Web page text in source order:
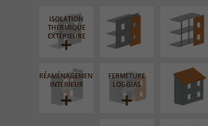
ISOLATION
THERMIQUE
EXTÉRIEURE
RÉAMÉNAGEMENT
INTÉRIEUR
FERMETURE
LOGGIAS
RÉFECTION DES
TOITURES
AMÉNAGEMENT
EXTÉRIEUR